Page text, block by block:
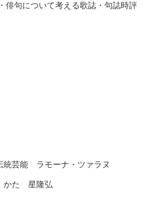
俳句について考える歌誌・句誌時評
統芸能 ラモーナ・ツァラヌ
かた 星隆弘